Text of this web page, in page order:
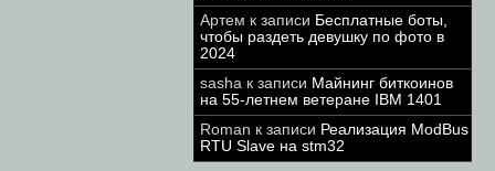
Артем к записи Бесплатные боты,
чтобы раздеть девушку по фото в
2024
sasha к записи Майнинг биткоинов
на 55-летнем ветеране IBM 1401
Roman к записи Реализация ModBus
RTU Slave на stm32